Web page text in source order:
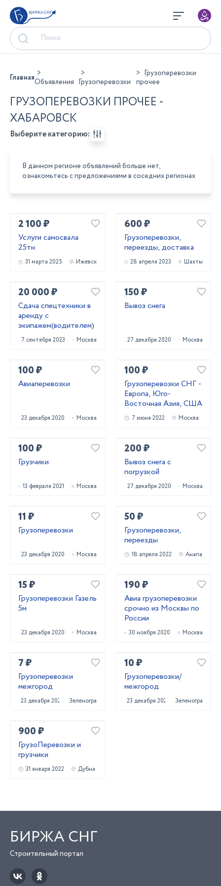
БИРЖА СНГ
ГлавнаяОбъявления Грузоперевозки
Грузоперевозки
прочее
ГРУЗОПЕРЕВОЗКИ ПРОЧЕЕ -
ХАБАРОВСК
Выберите категорию:
В данном регионе объявлений больше нет,
ознакомьтесь с предложениями в соседних регионах
2 100 ₽
Услуги самосвала
25тн
31 марта 2025 Ижевск
600 ₽
Грузоперевозки,
переезды, доставка
28 апреля 2023 Шахты
20 000 ₽
Сдача спецтехники в
аренду с
экипажем(водителем)
7 сентября 2023 Москва
150 ₽
Вывоз снега
27 декабря 2020 Москва
100 ₽
Авиаперевозки
23 декабря 2020 Москва
100 ₽
Грузоперевозки СНГ -
Европа, Юго-
Восточная Азия, США
7 июня 2022 Москва
100 ₽
Грузчики
13 февраля 2021 Москва
200 ₽
Вывоз снега с
погрузкой
27 декабря 2020 Москва
11 ₽
Грузоперевозки
23 декабря 2020 Москва
50 ₽
Грузоперевозки,
переезды
18 апреля 2022 Анапа
15 ₽
Грузоперевозки Газель
5м
23 декабря 2020 Москва
190 ₽
Авиа грузоперевозки
срочно из Москвы по
России
30 ноября 2020 Москва
7 ₽
Грузоперевозки
межгород
23 декабря 2020 Зеленоград
10 ₽
Грузоперевозки/
межгород
23 декабря 2020 Зеленоград
900 ₽
ГрузоПеревозки и
грузчики
31 января 2022 Дубна
БИРЖА СНГ
Строительный портал